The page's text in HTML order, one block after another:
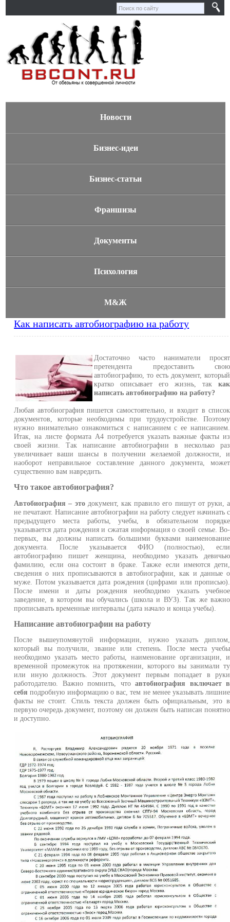
Новости
Бизнес-идеи
Бизнес-статьи
Франшизы
Документы
Психология
М&Ж
Как написать автобиографию на работу
Достаточно часто наниматели просят
претендента предоставить свою
автобиографию, то есть документ, который
кратко описывает его жизнь, таккак
написать автобиографию на работу?
Любая автобиография пишется самостоятельно, и входит в список
документов, которые необходимы при трудоустройстве. Поэтому
нужно внимательно ознакомиться с написанием с ее написанием.
Итак, на листе формата А4 потребуется указать важные факты из
своей жизни. Так написание автобиографии в несколько раз
увеличивает ваши шансы в получении желаемой должности, и
наоборот неправильное составление данного документа, может
существенно вам навредить.
Что такое автобиография?
Автобиография – этодокумент, как правило его пишут от руки, а
не печатают. Написание автобиографии на работу следует начинать с
предыдущего места работы, учебы, в обязательном порядке
указывается дата рождения и сжатая информация о своей семье. Во-
первых, вы должны написать большими буквами наименование
документа. После указывается ФИО (полностью), если
автобиографию пишет женщина, необходимо указать девичью
фамилию, если она состоит в браке. Также если имеются дети,
сведения о них прописываются в автобиографии, как и данные о
муже. Потом указывается дата рождения (цифрами или прописью).
После имени и даты рождения необходимо указать учебное
заведение, в котором вы обучались (школа и ВУЗ). Так же важно
прописывать временные интервалы (дата начало и конца учебы).
Написание автобиографии на работу
После вышеупомянутой информации, нужно указать диплом,
который вы получили, звание или степень. После места учебы
необходимо указать место работы, наименование организации, и
временной промежуток на протяжении, которого вы занимали ту
или иную должность. Этот документ первым попадает в руки
работодателю. Важно помнить, чтоавтобиография включает в
себя подробную информацию о вас, тем не менее указывать лишние
факты не стоит. Стиль текста должен быть официальным, это в
первую очередь документ, поэтому он должен быть написан понятно
и доступно.